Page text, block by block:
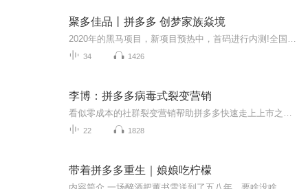
聚多佳品丨拼多多 创梦家族焱境
34 1426
李博：拼多多病毒式裂变营销
22 1828
带着拼多多重生｜娘娘吃柠檬